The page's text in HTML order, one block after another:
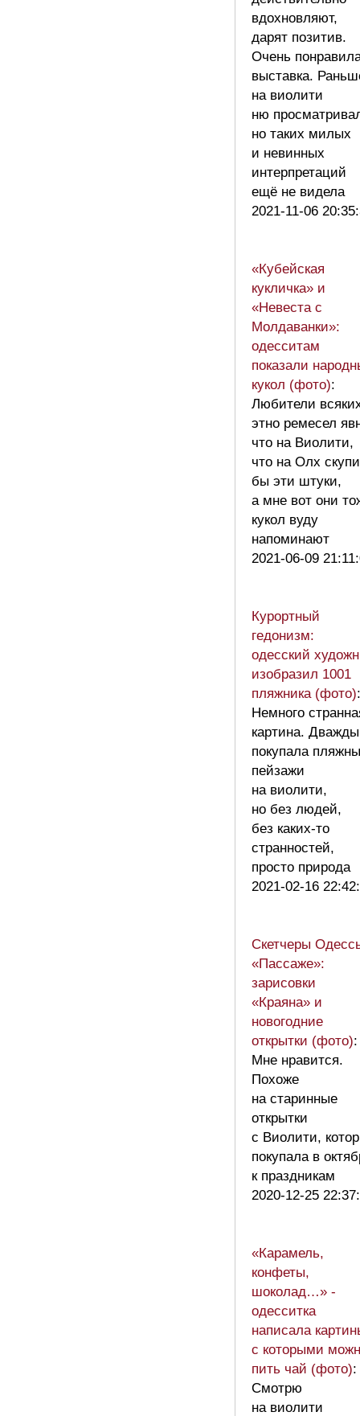
вдохновляют,
дарят позитив.
Очень
выставка.
на виолити
ню
но таких милых
и невинных
интерпретаций
ещё не видела
2021-11-06
«Кубейская
кукличка» и
«Невеста с
Молдаванки»:
одесситам
показали
кукол (фото):
Любители
этно ремесел
что на Виолити,
что на Олх
бы эти штуки,
а мне вот они
кукол вуду
напоминают
2021-06-09
Курортный
гедонизм:
одесский
изобразил 1001
пляжника (фото):
Немного
картина. Дважды
покупала
пейзажи
на виолити,
но без людей,
без каких-то
странностей,
просто природа
2021-02-16
Скетчеры
«Пассаже»:
зарисовки
«Краяна» и
новогодние
открытки (фото):
Мне нравится.
Похоже
на старинные
открытки
с Виолити,
покупала в
к праздникам
2020-12-25
«Карамель,
конфеты,
шоколад…» -
одесситка
написала
с которыми
пить чай (фото):
Смотрю
на виолити